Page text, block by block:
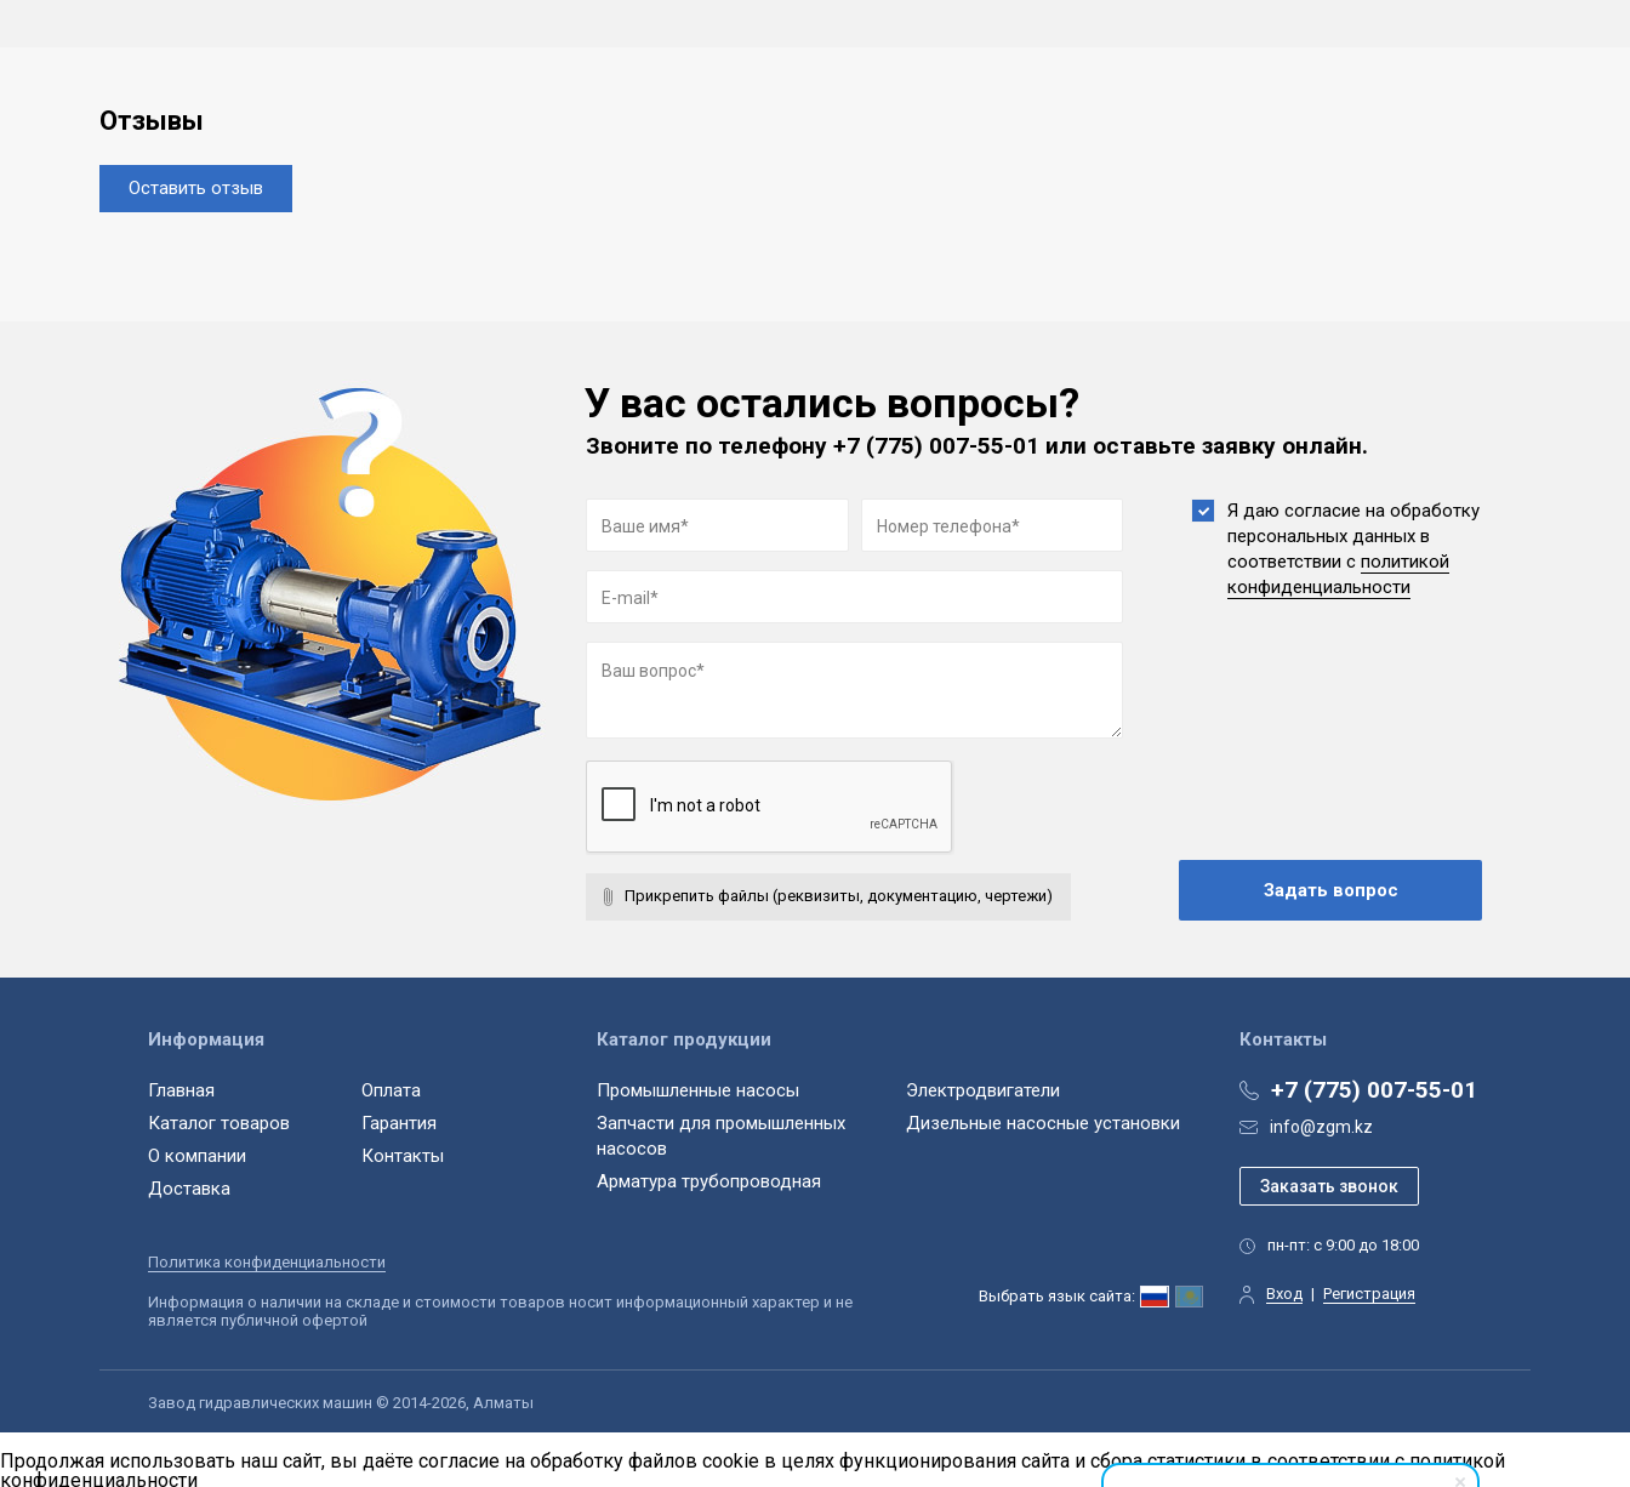
Отзывы
Оставить отзыв
У вас остались вопросы?
Звоните по телефону+7 (775) 007-55-01 или оставьте заявку онлайн.
Прикрепить файлы (реквизиты, документацию, чертежи)
Я даю согласие на обработку
персональных данных в
соответствии с политикой
конфиденциальности
Контакты
+7 (775) 007-55-01
info@zgm.kz
пн-пт: с 9:00 до 18:00
Вход | Регистрация
Выбрать язык сайта:
Информация
Главная
Каталог товаров
О компании
Доставка
Оплата
Гарантия
Контакты
Каталог продукции
Промышленные насосы
Запчасти для промышленных
насосов
Арматура трубопроводная
Электродвигатели
Дизельные насосные установки
Политика конфиденциальности
Информация о наличии на складе и стоимости товаров носит информационный характер и не
является публичной офертой
Завод гидравлических машин © 2014-2026, Алматы
Продолжая использовать наш сайт, вы даёте согласие на обработку файлов cookie в целях функционирования сайта и сбора статистики в соответствии сполитикой
конфиденциальности